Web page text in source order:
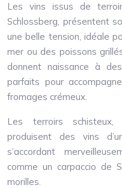
Les vins issus de
Schlossberg, présentent
une belle tension, idéale
mer ou des poissons
donnent naissance à
parfaits pour
fromages crémeux.
Les terroirs
produisent des vins
s’accordant
comme un carpaccio de
morilles.